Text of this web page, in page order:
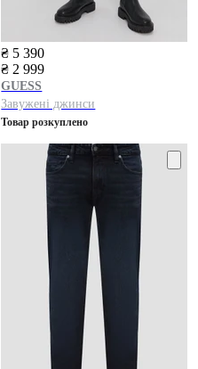
₴ 5 390
₴ 2 999
GUESS
Завужені джинси
Товар розкуплено